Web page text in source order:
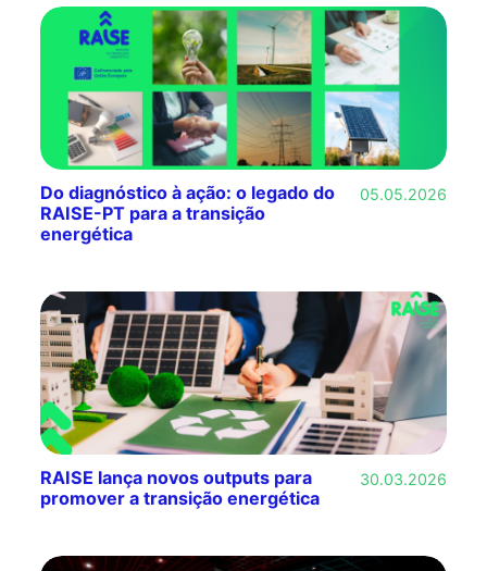
Do diagnóstico à ação: o legado do
RAISE-PT para a transição
energética
05.05.2026
RAISE lança novos outputs para
promover a transição energética
30.03.2026